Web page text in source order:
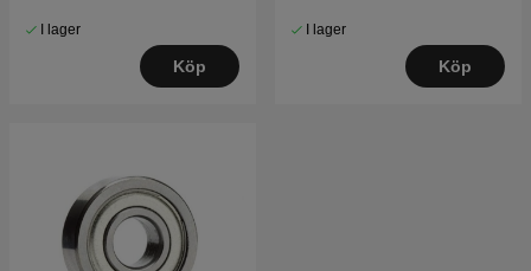
I lager
Köp
I lager
Köp